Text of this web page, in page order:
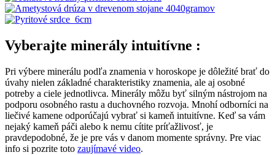
Vyberajte minerály intuitívne :
Pri výbere minerálu podľa znamenia v horoskope je dôležité brať do
úvahy nielen základné charakteristiky znamenia, ale aj osobné
potreby a ciele jednotlivca. Minerály môžu byť silným nástrojom na
podporu osobného rastu a duchovného rozvoja. Mnohí odborníci na
liečivé kamene odporúčajú vybrať si kameň intuitívne. Keď sa vám
nejaký kameň páči alebo k nemu cítite príťažlivosť, je
pravdepodobné, že je pre vás v danom momente správny. Pre viac
info si pozrite toto zaujímavé video.